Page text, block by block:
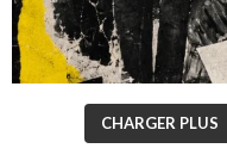
CHARGER PLUS